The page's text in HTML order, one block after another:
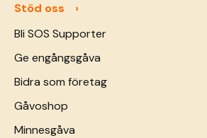
Stöd oss
Bli SOS Supporter
Ge engångsgåva
Bidra som företag
Gåvoshop
Minnesgåva